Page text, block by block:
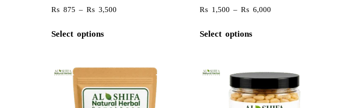
₨ 875 – ₨ 3,500
Select options
₨ 1,500 – ₨ 6,000
Select options